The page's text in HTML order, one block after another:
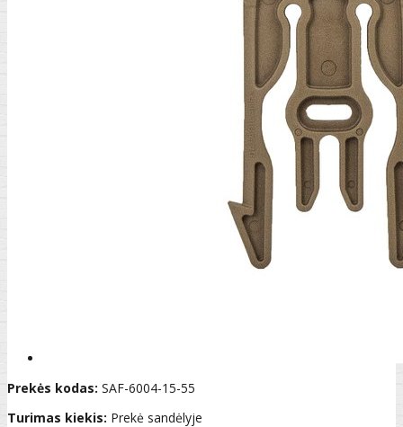
Prekės kodas: SAF-6004-15-55
Turimas kiekis: Prekė sandėlyje